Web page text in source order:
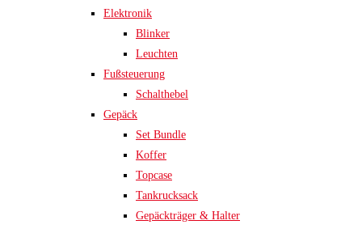
Elektronik
Blinker
Leuchten
Fußsteuerung
Schalthebel
Gepäck
Set Bundle
Koffer
Topcase
Tankrucksack
Gepäckträger & Halter